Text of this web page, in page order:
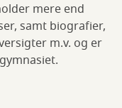
mere end
samt biografier,
m.v. og er